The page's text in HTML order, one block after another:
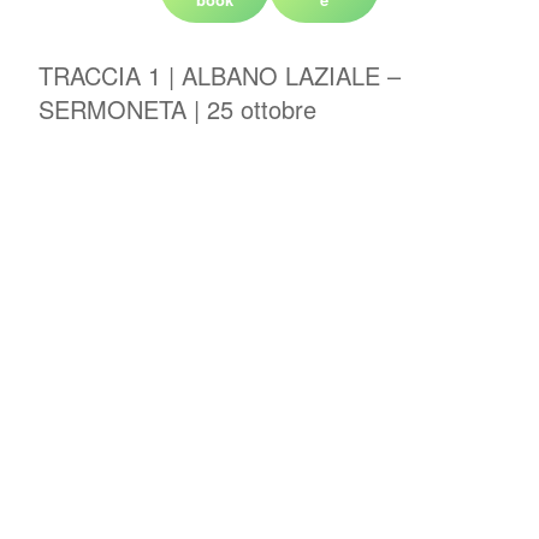
TRACCIA 1 | ALBANO LAZIALE –
SERMONETA | 25 ottobre